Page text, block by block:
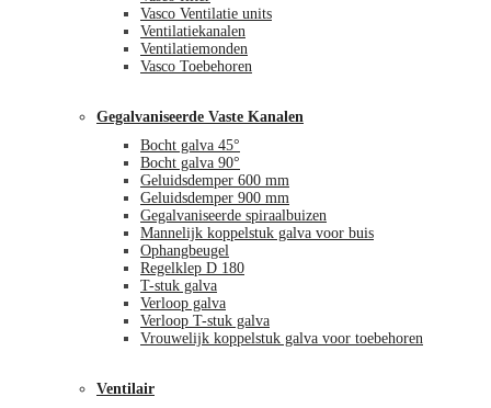
Vasco Ventilatie units
Ventilatiekanalen
Ventilatiemonden
Vasco Toebehoren
Gegalvaniseerde Vaste Kanalen
Bocht galva 45°
Bocht galva 90°
Geluidsdemper 600 mm
Geluidsdemper 900 mm
Gegalvaniseerde spiraalbuizen
Mannelijk koppelstuk galva voor buis
Ophangbeugel
Regelklep D 180
T-stuk galva
Verloop galva
Verloop T-stuk galva
Vrouwelijk koppelstuk galva voor toebehoren
Ventilair